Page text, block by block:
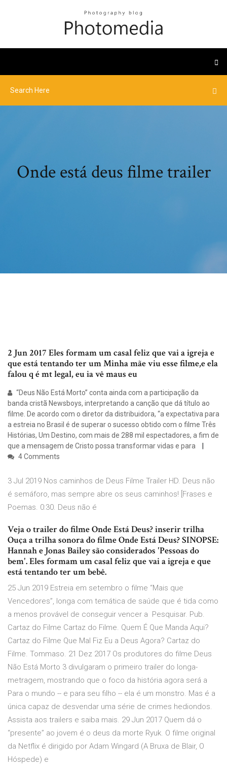
Onde está deus filme trailer
2 Jun 2017 Eles formam um casal feliz que vai a igreja e
que está tentando ter um Minha mãe viu esse filme,e ela
falou q é mt legal, eu ia vê maus eu
“Deus Não Está Morto” conta ainda com a participação da
banda cristã Newsboys, interpretando a canção que dá título ao
filme. De acordo com o diretor da distribuidora, “a expectativa para
a estreia no Brasil é de superar o sucesso obtido com o filme Três
Histórias, Um Destino, com mais de 288 mil espectadores, a fim de
que a mensagem de Cristo possa transformar vidas e para
4 Comments
3 Jul 2019 Nos caminhos de Deus Filme Trailer HD. Deus não
é semáforo, mas sempre abre os seus caminhos! [Frases e
Poemas. 0:30. Deus não é
Veja o trailer do filme Onde Está Deus? inserir trilha
Ouça a trilha sonora do filme Onde Está Deus? SINOPSE:
Hannah e Jonas Bailey são considerados 'Pessoas do
bem'. Eles formam um casal feliz que vai a igreja e que
está tentando ter um bebê.
25 Jun 2019 Estreia em setembro o filme “Mais que
Vencedores”, longa com temática de saúde que é tida como
a menos provável de conseguir vencer a Pesquisar. Pub.
Cartaz do Filme Cartaz do Filme. Quem É Que Manda Aqui?
Cartaz do Filme Que Mal Fiz Eu a Deus Agora? Cartaz do
Filme. Tommaso. 21 Dez 2017 Os produtores do filme Deus
Não Está Morto 3 divulgaram o primeiro trailer do longa-
metragem, mostrando que o foco da história agora será a
Para o mundo -- e para seu filho -- ela é um monstro. Mas é a
única capaz de desvendar uma série de crimes hediondos.
Assista aos trailers e saiba mais. 29 Jun 2017 Quem dá o
“presente” ao jovem é o deus da morte Ryuk. O filme original
da Netflix é dirigido por Adam Wingard (A Bruxa de Blair, O
Hóspede) e